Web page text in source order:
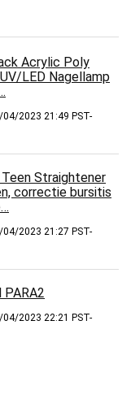
Acrylic Poly
LED Nagellamp
2023 21:49 PST-
Teen Straightener
correctie bursitis
2023 21:27 PST-
PARA2
2023 22:21 PST-